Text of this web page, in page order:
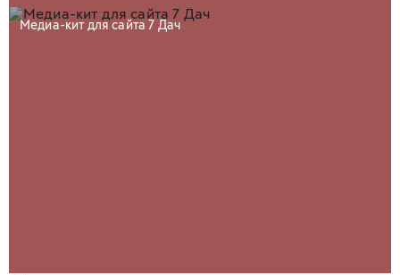
Медиа-кит для сайта 7 Дач